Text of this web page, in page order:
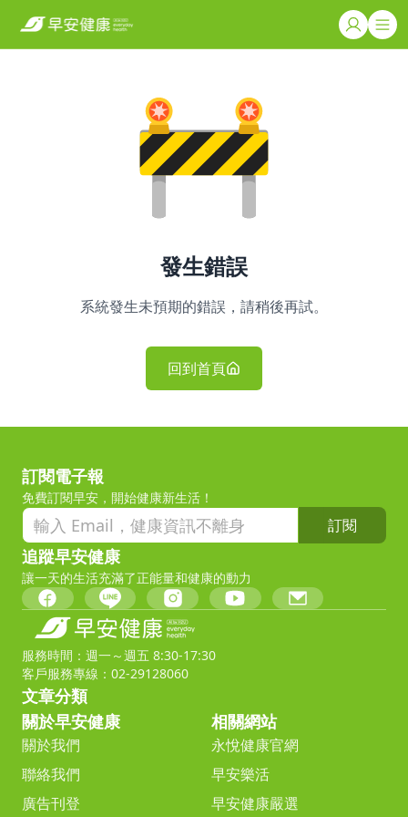
發生錯誤
系統發生未預期的錯誤，請稍後再試。
回到首頁
訂閱電子報
免費訂閱早安，開始健康新生活！
訂閱
追蹤早安健康
讓一天的生活充滿了正能量和健康的動力
服務時間：週一～週五 8:30-17:30
客戶服務專線：02-29128060
文章分類
關於早安健康
關於我們
聯絡我們
廣告刊登
相關網站
永悅健康官網
早安樂活
早安健康嚴選